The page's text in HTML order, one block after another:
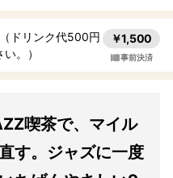
ドリンク代500円
。）
￥1,500
事前決済
喫茶で、マイル
す。ジャズに一度